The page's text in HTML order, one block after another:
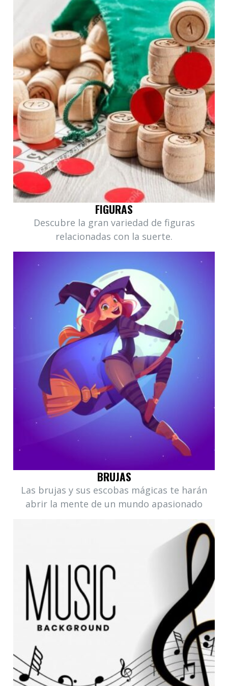
FIGURAS
Descubre la gran variedad de figuras
relacionadas con la suerte.
BRUJAS
Las brujas y sus escobas mágicas te harán
abrir la mente de un mundo apasionado